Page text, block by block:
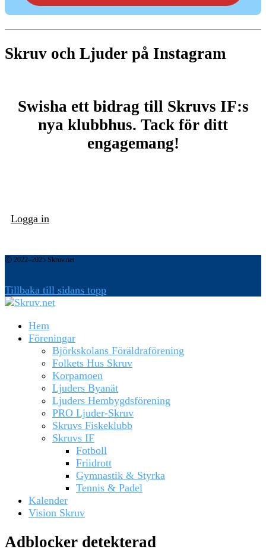
Skruv och Ljuder på Instagram
Swisha ett bidrag till Skruvs IF:s
nya klubbhus. Tack för ditt
engagemang!
Logga in
Ⓒ 2022–2025 Skruv.net
Tillbaka till sidans topp
Hem
Föreningar
Björkskolans Föräldraförening
Folkets Hus Skruv
Korpamoen
Ljuders Byanät
Ljuders Hembygdsförening
PRO Ljuder-Skruv
Skruvs Fiskeklubb
Skruvs IF
Fotboll
Friidrott
Gymnastik & Styrka
Tennis & Padel
Kalender
Vision Skruv
Adblocker detekterad